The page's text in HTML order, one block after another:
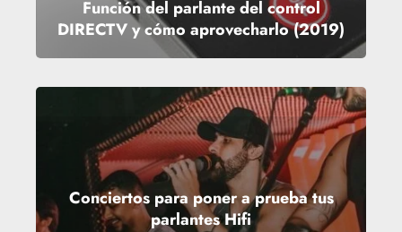
Función del parlante del control
DIRECTV y cómo aprovecharlo (2019)
Conciertos para poner a prueba tus
parlantes Hifi